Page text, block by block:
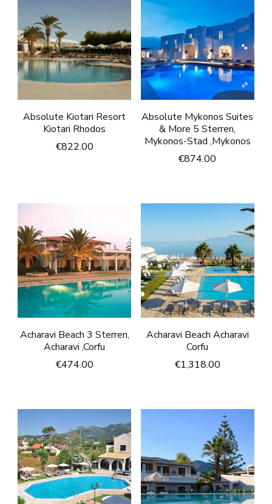
Absolute Kiotari Resort
Kiotari Rhodos
€822.00
Absolute Mykonos Suites
& More 5 Sterren,
Mykonos-Stad ,Mykonos
€874.00
Acharavi Beach 3 Sterren,
Acharavi ,Corfu
€474.00
Acharavi Beach Acharavi
Corfu
€1,318.00